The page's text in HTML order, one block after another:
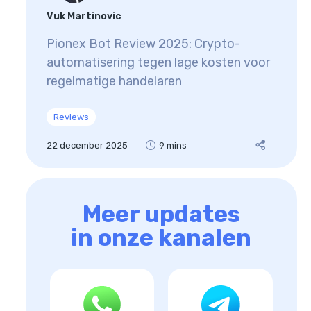
Vuk Martinovic
Pionex Bot Review 2025: Crypto-
automatisering tegen lage kosten voor
regelmatige handelaren
Reviews
22 december 2025 9 mins
Meer updates
in onze kanalen